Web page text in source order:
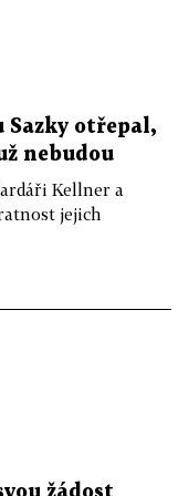
Sazky otřepal,
nebudou
Kellner a
jejich
žádost